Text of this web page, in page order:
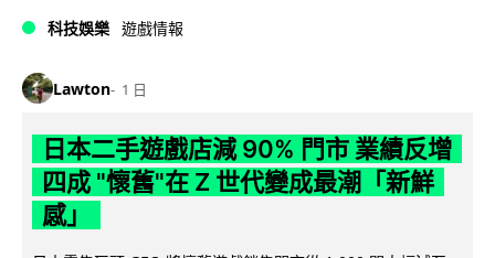
科技娛樂 遊戲情報
Lawton 1 日
日本二手遊戲店減 90% 門市 業績反增
四成 "懷舊"在 Z 世代變成最潮「新鮮
感」